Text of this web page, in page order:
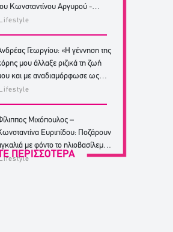
Κωνσταντίνου Αργυρού -
Φωτογραφίες
Lifestyle
Γεωργίου: «Η γέννηση της
μου άλλαξε ριζικά τη ζωή
και με αναδιαμόρφωσε ως
άνθρωπο»
Lifestyle
Μιχόπουλος –
Ευριπίδου: Ποζάρουν
με φόντο το ηλιοβασίλεμα
της Σαντορίνης
Lifestyle
ΠΕΡΙΣΣΟΤΕΡΑ